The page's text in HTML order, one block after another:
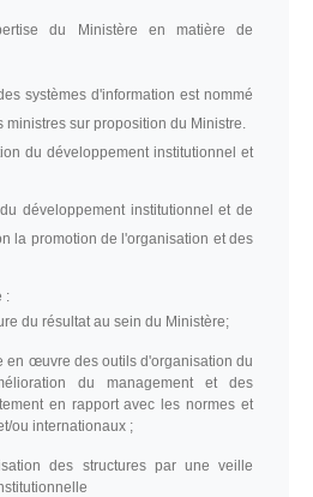
du Ministère en matière de
systèmes d'information est nommé
ministres sur proposition du Ministre.
du développement institutionnel et
développement institutionnel et de
la promotion de l'organisation et des
:
du résultat au sein du Ministère;
en œuvre des outils d'organisation du
du management et des
en rapport avec les normes et
ou internationaux ;
des structures par une veille